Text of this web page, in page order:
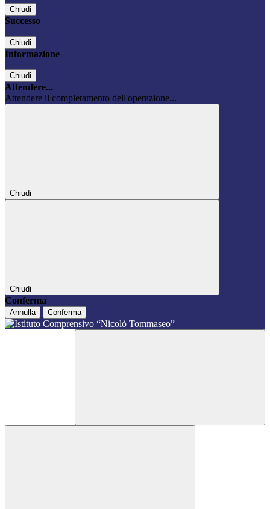
Chiudi
Successo
Chiudi
Informazione
Chiudi
Attendere...
Attendere il completamento dell'operazione...
Chiudi
Chiudi
Conferma
Annulla Conferma